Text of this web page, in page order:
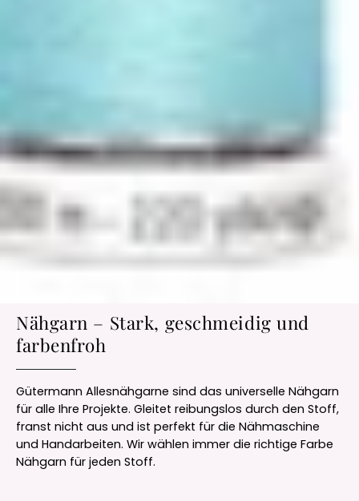
Nähgarn – Stark, geschmeidig und
farbenfroh
Gütermann Allesnähgarne sind das universelle Nähgarn
für alle Ihre Projekte. Gleitet reibungslos durch den Stoff,
franst nicht aus und ist perfekt für die Nähmaschine
und Handarbeiten. Wir wählen immer die richtige Farbe
Nähgarn für jeden Stoff.